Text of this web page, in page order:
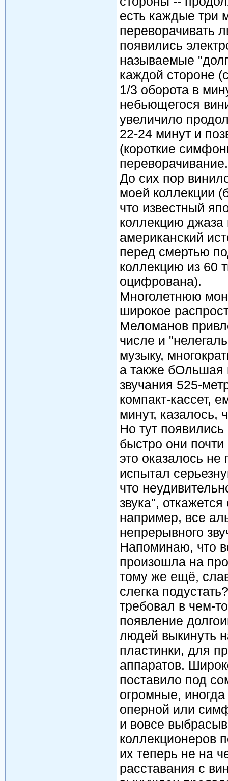
есть каждые три
переворачивать
появились
называемые
каждой стороне
1/3 оборота в
небьющегося
увеличило
22-24 минут и
(короткие
переворачивание.
До сих пор
моей коллекции
что известный
коллекцию
американский
перед смертью
коллекцию из 60
оцифрована).
Многолетнюю
широкое
Меломанов
числе и
музыку,
а также бОльшая
звучания 525-
компакт-кассет,
минут, казалось,
Но тут
быстро они
это оказалось
испытал
что
звука",
например, все
непрерывного
Напоминаю, что
произошла на
тому же ещё,
слегка
требовал в чем-
появление
людей выкинуть
пластинки, для
аппаратов.
поставило под
огромные,
оперной или
и вовсе
коллекционеров
их теперь не на
расставания с